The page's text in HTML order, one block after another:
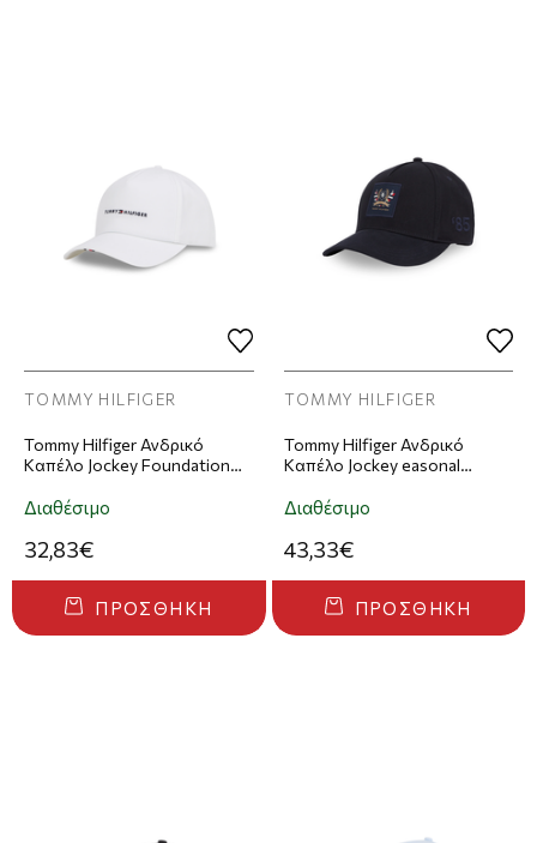
TOMMY HILFIGER
Tommy Hilfiger Ανδρικό
Καπέλο Jockey Foundation
Λευκό
Διαθέσιμο
32,83€
ΠΡΟΣΘΉΚΗ
TOMMY HILFIGER
Tommy Hilfiger Ανδρικό
Καπέλο Jockey easonal
Μπλε
Διαθέσιμο
43,33€
ΠΡΟΣΘΉΚΗ